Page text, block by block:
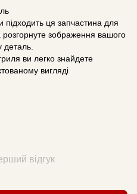
підходить ця запчастина для
зображення вашого
деталь.
ви легко знайдете
вигляді
відгук